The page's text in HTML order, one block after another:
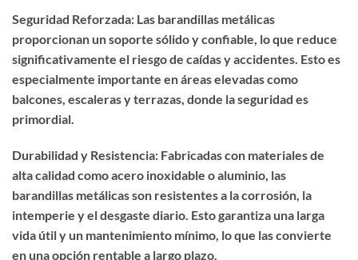
Seguridad Reforzada: Las barandillas metálicas
proporcionan un soporte sólido y confiable, lo que reduce
significativamente el riesgo de caídas y accidentes. Esto es
especialmente importante en áreas elevadas como
balcones, escaleras y terrazas, donde la seguridad es
primordial.
Durabilidad y Resistencia: Fabricadas con materiales de
alta calidad como acero inoxidable o aluminio, las
barandillas metálicas son resistentes a la corrosión, la
intemperie y el desgaste diario. Esto garantiza una larga
vida útil y un mantenimiento mínimo, lo que las convierte
en una opción rentable a largo plazo.